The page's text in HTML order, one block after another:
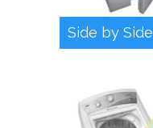
Side by Side